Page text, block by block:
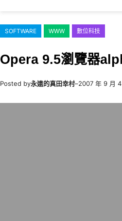
SOFTWARE WWW 數位科技
Opera 9.5瀏覽器
Posted by永遠的真田幸村–2007 年 9 月 4